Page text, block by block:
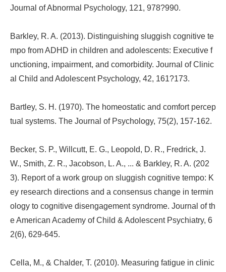
Journal of Abnormal Psychology, 121, 978?990.
Barkley, R. A. (2013). Distinguishing sluggish cognitive te
mpo from ADHD in children and adolescents: Executive f
unctioning, impairment, and comorbidity. Journal of Clinic
al Child and Adolescent Psychology, 42, 161?173.
Bartley, S. H. (1970). The homeostatic and comfort percep
tual systems. The Journal of Psychology, 75(2), 157-162.
Becker, S. P., Willcutt, E. G., Leopold, D. R., Fredrick, J.
W., Smith, Z. R., Jacobson, L. A., ... & Barkley, R. A. (202
3). Report of a work group on sluggish cognitive tempo: K
ey research directions and a consensus change in termin
ology to cognitive disengagement syndrome. Journal of th
e American Academy of Child & Adolescent Psychiatry, 6
2(6), 629-645.
Cella, M., & Chalder, T. (2010). Measuring fatigue in clinic